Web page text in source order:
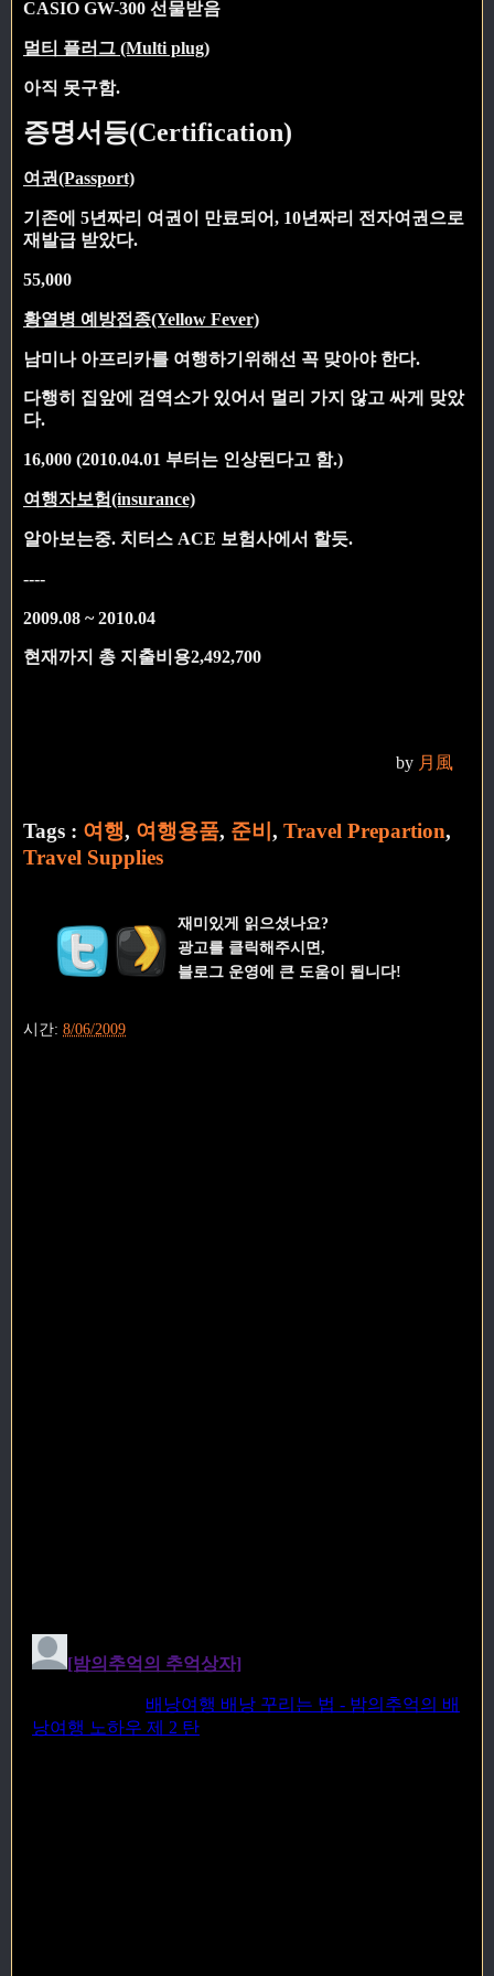
CASIO GW-300 선물받음
멀티 플러그 (Multi plug)
아직 못구함.
증명서등(Certification)
여권(Passport)
기존에 5년짜리 여권이 만료되어, 10년짜리 전자여권으로
재발급 받았다.
55,000
황열병 예방접종(Yellow Fever)
남미나 아프리카를 여행하기위해선 꼭 맞아야 한다.
다행히 집앞에 검역소가 있어서 멀리 가지 않고 싸게 맞았
다.
16,000 (2010.04.01 부터는 인상된다고 함.)
여행자보험(insurance)
알아보는중. 치터스 ACE 보험사에서 할듯.
----
2009.08 ~ 2010.04
현재까지 총 지출비용2,492,700
by 月風
Tags : 여행, 여행용품, 준비 , Travel Prepartion,
Travel Supplies
재미있게 읽으셨나요?
광고를 클릭해주시면,
블로그 운영에 큰 도움이 됩니다!
시간: 8/06/2009